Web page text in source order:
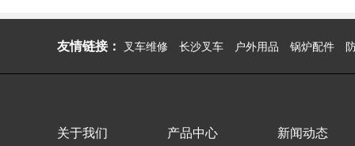
友情链接： 叉车维修 长沙叉车 户外用品 锅炉配件
关于我们 产品中心 新闻动态